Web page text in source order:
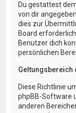
Du gestattest
von dir
dies zur
Board
Benutzer dich
persönlichen
Geltungsbereich
Diese Richtlinie
phpBB-Software
anderen